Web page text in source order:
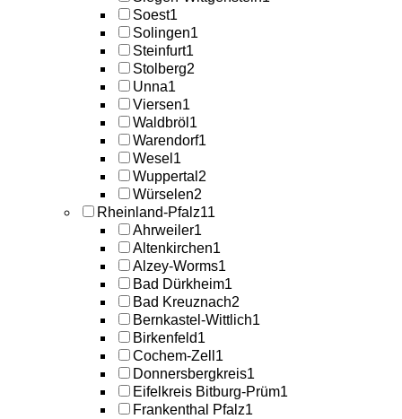
Soest1
Solingen1
Steinfurt1
Stolberg2
Unna1
Viersen1
Waldbröl 1
Warendorf1
Wesel 1
Wuppertal 2
Würselen2
Rheinland-Pfalz11
Ahrweiler1
Altenkirchen1
Alzey-Worms1
Bad Dürkheim1
Bad Kreuznach2
Bernkastel-Wittlich1
Birkenfeld1
Cochem-Zell 1
Donnersbergkreis1
Eifelkreis Bitburg-Prüm1
Frankenthal Pfalz1